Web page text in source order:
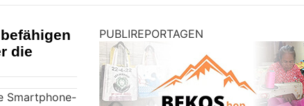
die
Smartphone-
PUBLIREPORTAGEN